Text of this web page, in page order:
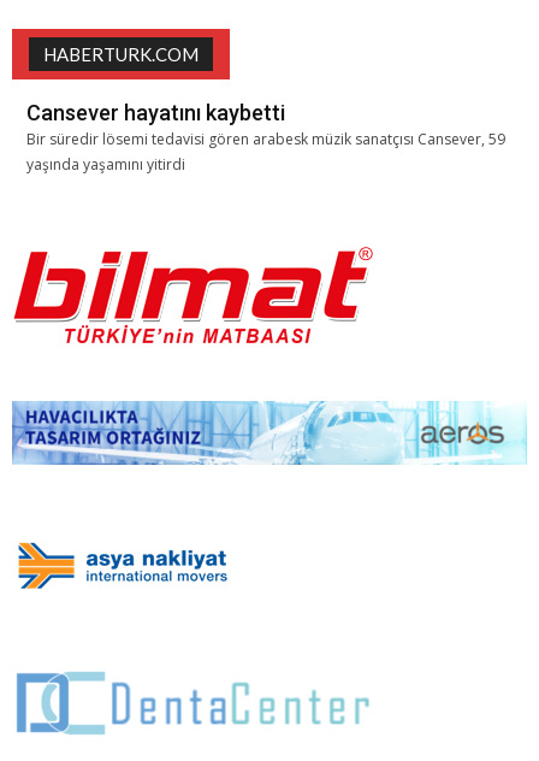
HABERTURK.COM
Cansever hayatını kaybetti
Bir süredir lösemi tedavisi gören arabesk müzik sanatçısı Cansever, 59
yaşında yaşamını yitirdi